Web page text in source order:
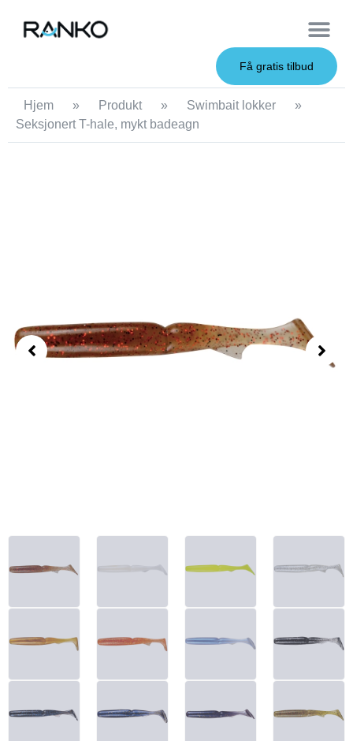
Få gratis tilbud
Hjem » Produkt » Swimbait lokker
»
Seksjonert T-hale, mykt badeagn